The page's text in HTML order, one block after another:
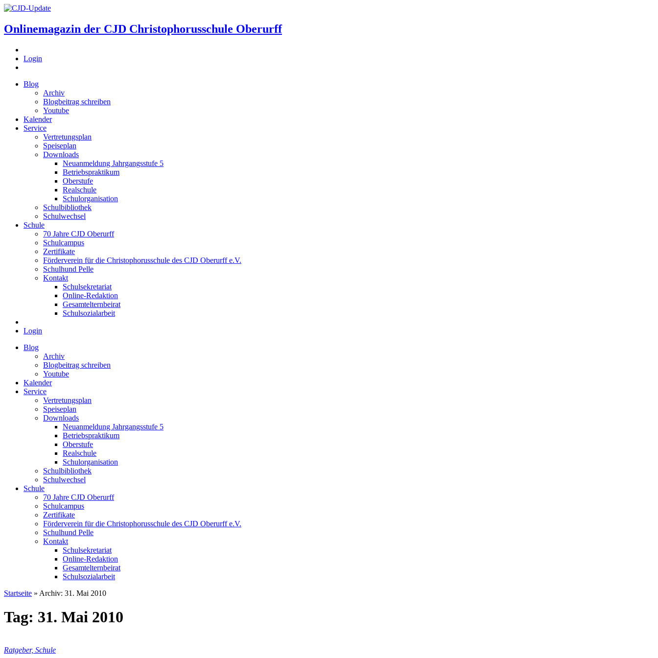
Onlinemagazin der CJD Christophorusschule Oberurff
Login
Blog
Archiv
Blogbeitrag schreiben
Youtube
Kalender
Service
Vertretungsplan
Speiseplan
Downloads
Neuanmeldung Jahrgangsstufe 5
Betriebspraktikum
Oberstufe
Realschule
Schulorganisation
Schulbibliothek
Schulwechsel
Schule
70 Jahre CJD Oberurff
Schulcampus
Zertifikate
Förderverein für die Christophorusschule des CJD Oberurff e.V.
Schulhund Pelle
Kontakt
Schulsekretariat
Online-Redaktion
Gesamtelternbeirat
Schulsozialarbeit
Login
Blog
Archiv
Blogbeitrag schreiben
Youtube
Kalender
Service
Vertretungsplan
Speiseplan
Downloads
Neuanmeldung Jahrgangsstufe 5
Betriebspraktikum
Oberstufe
Realschule
Schulorganisation
Schulbibliothek
Schulwechsel
Schule
70 Jahre CJD Oberurff
Schulcampus
Zertifikate
Förderverein für die Christophorusschule des CJD Oberurff e.V.
Schulhund Pelle
Kontakt
Schulsekretariat
Online-Redaktion
Gesamtelternbeirat
Schulsozialarbeit
Startseite » Archiv: 31. Mai 2010
Tag: 31. Mai 2010
Ratgeber, Schule